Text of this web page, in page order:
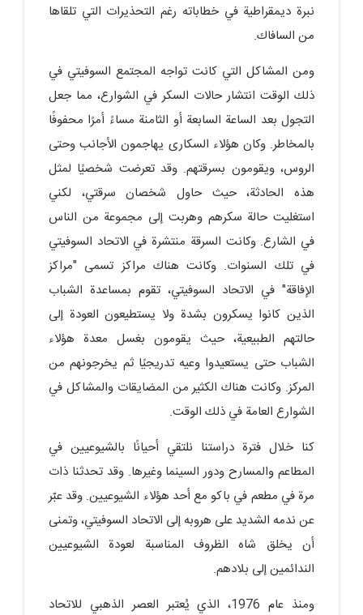
نبرة ديمقراطية في خطاباته رغم التحذيرات التي تلقاها
من السافاك.
ومن المشاكل التي كانت تواجه المجتمع السوفيتي في
ذلك الوقت انتشار حالات السكر في الشوارع، مما جعل
التجول بعد الساعة السابعة أو الثامنة مساءً أمرًا محفوفًا
بالمخاطر. وكان هؤلاء السكارى يهاجمون الأجانب وحتى
الروس، ويقومون بسرقتهم. وقد تعرضت شخصيًا لمثل
هذه الحادثة، حيث حاول شخصان سرقتي، لكني
استغليت حالة سكرهم وهربت إلى مجموعة من الناس
في الشارع. وكانت السرقة منتشرة في الاتحاد السوفيتي
في تلك السنوات. وكانت هناك مراكز تسمى "مراكز
الإفاقة" في الاتحاد السوفيتي، تقوم بمساعدة الشباب
الذين كانوا يسكرون بشدة ولا يستطيعون العودة إلى
حالتهم الطبيعية، حيث يقومون بغسل معدة هؤلاء
الشباب حتى يستعيدوا وعيه تدريجيًا ثم يخرجونهم من
المركز. وكانت هناك الكثير من المضايقات والمشاكل في
الشوارع العامة في ذلك الوقت.
كنا خلال فترة دراستنا نلتقي أحيانًا بالشيوعيين في
المطاعم والمسارح ودور السينما وغيرها. وقد تحدثنا ذات
مرة في مطعم في باكو مع أحد هؤلاء الشيوعيين. وقد عبّر
عن ندمه الشديد على هروبه إلى الاتحاد السوفيتي، وتمنى
أن يخلق شاه الظروف المناسبة لعودة الشيوعيين
الندائمين إلى بلادهم.
ومنذ عام 1976، الذي يُعتبر العصر الذهبي للاتحاد